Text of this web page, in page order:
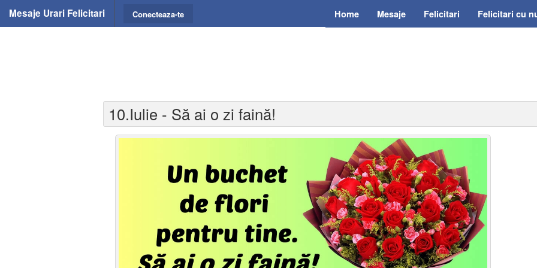
Mesaje Urari Felicitari Home Mesaje Felicitari Felicitari cu
Conecteaza-te
10.Iulie - Să ai o zi faină!